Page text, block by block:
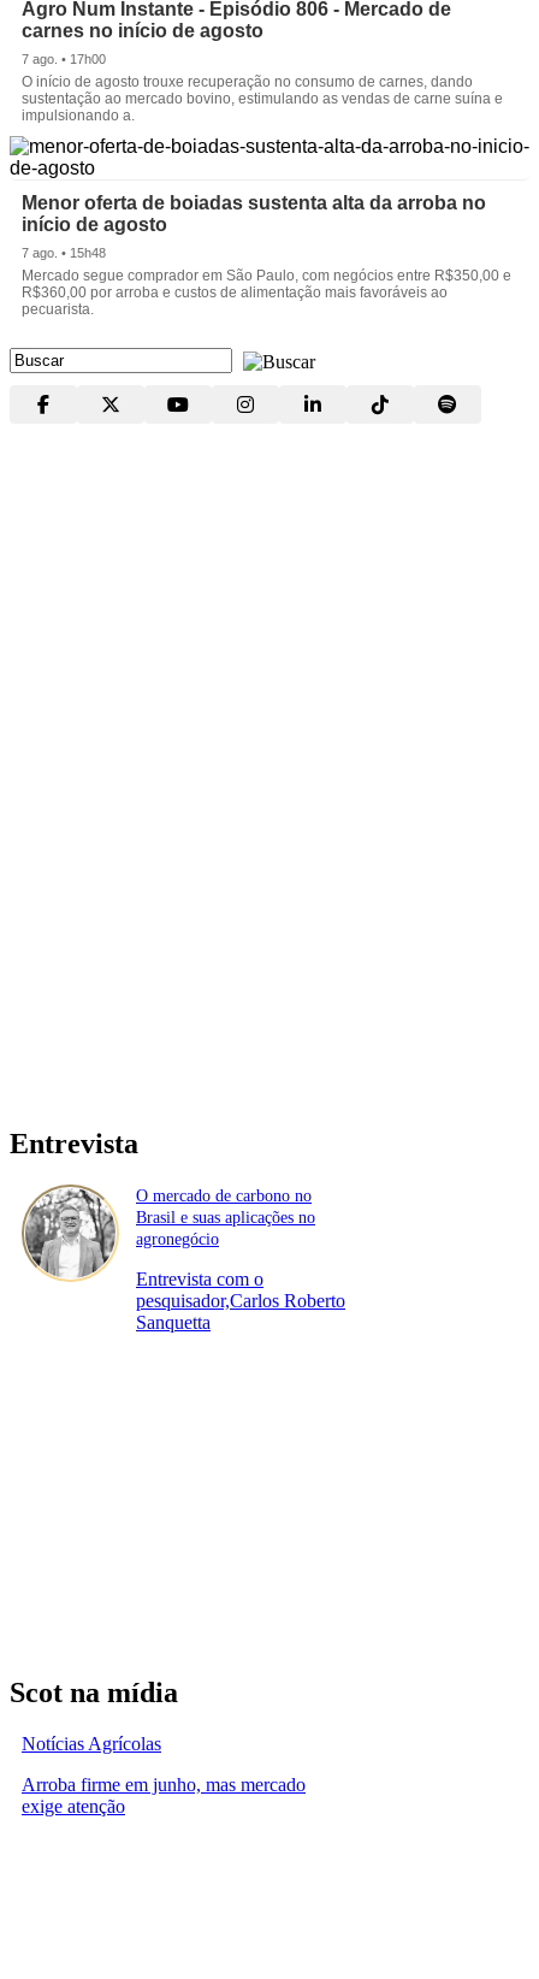
Agro Num Instante - Episódio 806 - Mercado de
carnes no início de agosto
7 ago. • 17h00
O início de agosto trouxe recuperação no consumo de carnes, dando
sustentação ao mercado bovino, estimulando as vendas de carne suína e
impulsionando a.
Menor oferta de boiadas sustenta alta da arroba no
início de agosto
7 ago. • 15h48
Mercado segue comprador em São Paulo, com negócios entre R$350,00 e
R$360,00 por arroba e custos de alimentação mais favoráveis ao
pecuarista.
Entrevista
O mercado de carbono no
Brasil e suas aplicações no
agronegócio
Entrevista com o
pesquisador,Carlos Roberto
Sanquetta
Scot na mídia
Notícias Agrícolas
Arroba firme em junho, mas mercado
exige atenção